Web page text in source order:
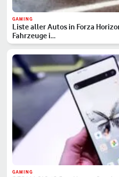
GAMING
Liste aller Autos in Forza
Fahrzeuge i…
GAMING